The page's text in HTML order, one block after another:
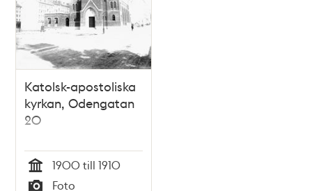
Katolsk-apostoliska
kyrkan, Odengatan
20
Tid
1900 till 1910
Foto